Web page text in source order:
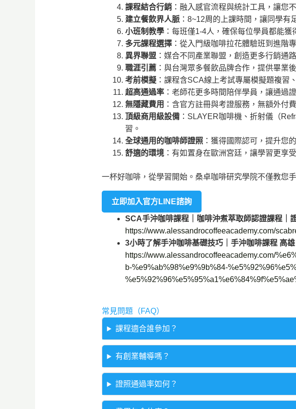
課程結合行銷：融入感官流程與統計工具，讓您
建立餐飲界人脈：8~12周的上課時間，讓同學有
小班制教學：每班僅1-4人，確保每位學員都能獲
多元課程選擇：從入門級咖啡拉花體驗班到進階
異界聯盟：媒合不同產業聯盟，創造更多行銷通
職涯引薦：與台灣眾多餐飲品牌合作，提供畢業
考前模擬：課程含SCA線上考試專屬模擬題複習
超高通過率：老師花更多時間陪伴學員，讓通過
無隱藏費用 ：含官方註冊與考證服務，無額外付費
頂級商用級設備：SLAYER咖啡機、折射儀（
習。
全球通用的咖啡師證照：獲得國際認可，提升您
舒適的環境：有如置身在歐洲宮廷，讓學習更享受
一杯好咖啡，從學習開始。桑卓咖啡研究學院不僅教您
立即加入官方LINE諮詢
SCA手沖咖啡課程｜咖啡沖煮萃取師認證課程｜
https://www.alessandrocoffeeacademy.com/
3小時了解手沖咖啡基礎技巧｜手沖咖啡課程 高
https://www.alessandrocoffeeacademy.com/
b-%e9%ab%98%e9%9b%84-
常見問題（FAQ）
課程適合誰參加？
有創業輔導嗎？
證照通過率如何？